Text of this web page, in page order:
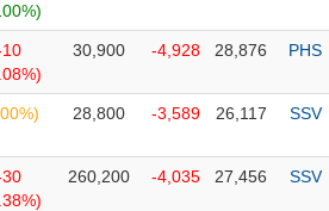
30,900 -4,928 28,876 PHS
28,800 -3,589 26,117 SSV
260,200 -4,035 27,456 SSV